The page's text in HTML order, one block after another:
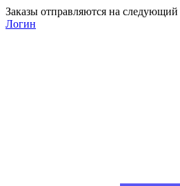
Заказы отправляются на
Логин